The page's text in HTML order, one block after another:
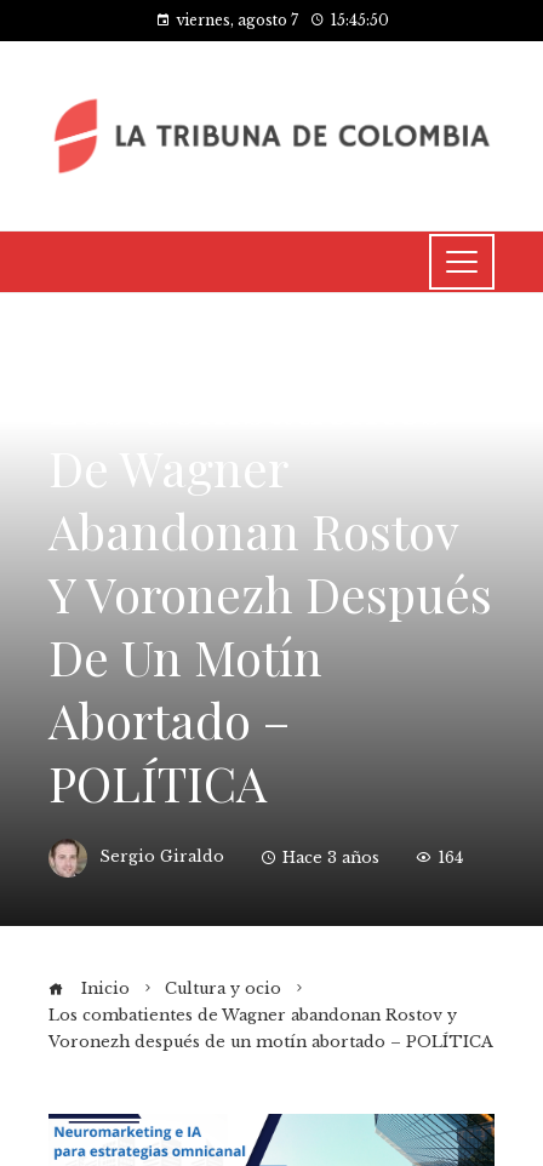
viernes, agosto 7 15:45:50
De Wagner
Abandonan Rostov
Y Voronezh Después
De Un Motín
Abortado –
POLÍTICA
Sergio Giraldo Hace 3 años 164
Inicio
Cultura y ocio
Los combatientes de Wagner abandonan Rostov y
Voronezh después de un motín abortado – POLÍTICA